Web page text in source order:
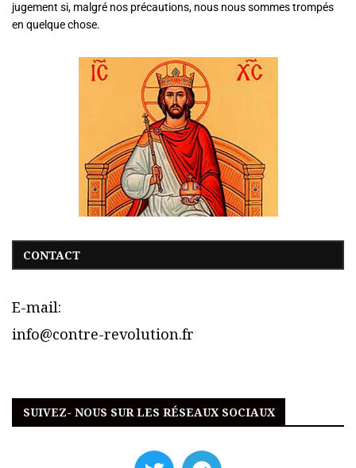
jugement si, malgré nos précautions, nous nous sommes trompés
en quelque chose.
CONTACT
E-mail:
info@contre-revolution.fr
SUIVEZ- NOUS SUR LES RÉSEAUX SOCIAUX